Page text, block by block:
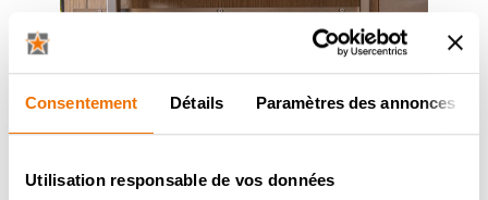
Consentement Détails Paramètres des annonces
Utilisation responsable de vos données